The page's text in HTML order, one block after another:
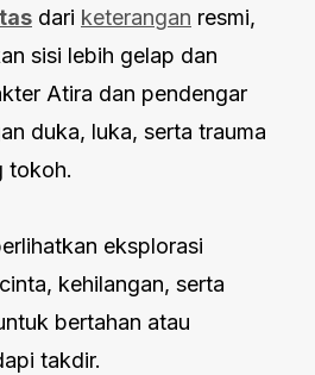
dari keterangan resmi,
sisi lebih gelap dan
Atira dan pendengar
duka, luka, serta trauma
tokoh.
eksplorasi
kehilangan, serta
bertahan atau
takdir.